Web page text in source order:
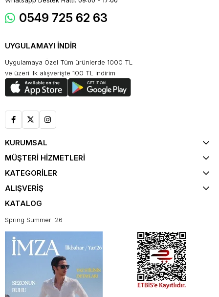
0549 725 62 63
UYGULAMAYI İNDİR
Uygulamaya Özel Tüm ürünlerde 1000 TL
ve üzeri ilk alışverişte 100 TL indirim
KURUMSAL
MÜŞTERİ HİZMETLERİ
KATEGORİLER
ALIŞVERİŞ
KATALOG
Spring Summer '26